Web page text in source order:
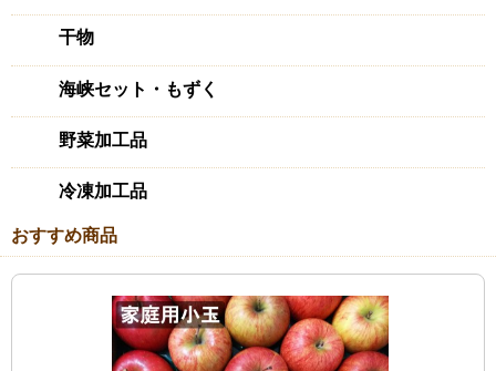
干物
海峡セット・もずく
野菜加工品
冷凍加工品
おすすめ商品